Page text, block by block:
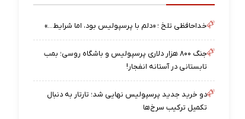
خداحافظی تلخ ؛ «دلم با پرسپولیس بود، اما شرایط…»
جنگ ۸۰۰ هزار دلاری پرسپولیس و باشگاه روسی؛ بمب
تابستانی در آستانه انفجار!
دو خرید جدید پرسپولیس نهایی شد؛ تارتار به دنبال
تکمیل ترکیب سرخ‌ها